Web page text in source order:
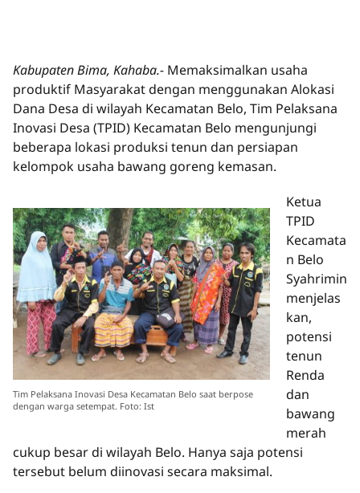
Kabupaten Bima, Kahaba.- Memaksimalkan usaha
produktif Masyarakat dengan menggunakan Alokasi
Dana Desa di wilayah Kecamatan Belo, Tim Pelaksana
Inovasi Desa (TPID) Kecamatan Belo mengunjungi
beberapa lokasi produksi tenun dan persiapan
kelompok usaha bawang goreng kemasan.
Tim Pelaksana Inovasi Desa Kecamatan Belo saat berpose
dengan warga setempat. Foto: Ist
Ketua
TPID
Kecamata
n Belo
Syahrimin
menjelas
kan,
potensi
tenun
Renda
dan
bawang
merah
cukup besar di wilayah Belo. Hanya saja potensi
tersebut belum diinovasi secara maksimal.